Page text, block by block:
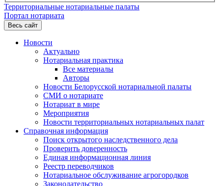
Территориальные нотариальные палаты
Портал нотариата
Весь сайт
Новости
Актуально
Нотариальная практика
Все материалы
Авторы
Новости Белорусской нотариальной палаты
СМИ о нотариате
Нотариат в мире
Мероприятия
Новости территориальных нотариальных палат
Справочная информация
Поиск открытого наследственного дела
Проверить доверенность
Единая информационная линия
Реестр переводчиков
Нотариальное обслуживание агрогородков
Законодательство